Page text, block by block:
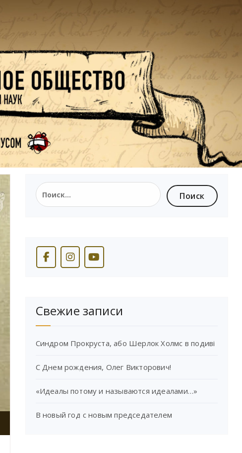
Найти:
Свежие записи
Синдром Прокруста, або Шерлок Холмс в подиві
С Днем рождения, Олег Викторович!
«Идеалы потому и называются идеалами…»
В новый год с новым председателем